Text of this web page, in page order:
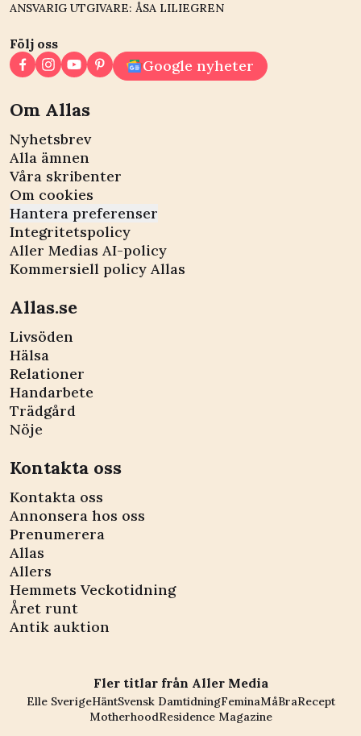
ANSVARIG UTGIVARE: ÅSA LILIEGREN
Följ oss
Google nyheter
Om Allas
Nyhetsbrev
Alla ämnen
Våra skribenter
Om cookies
Hantera preferenser
Integritetspolicy
Aller Medias AI-policy
Kommersiell policy Allas
Allas.se
Livsöden
Hälsa
Relationer
Handarbete
Trädgård
Nöje
Kontakta oss
Kontakta oss
Annonsera hos oss
Prenumerera
Allas
Allers
Hemmets Veckotidning
Året runt
Antik auktion
Fler titlar från Aller Media
Elle SverigeHäntSvensk DamtidningFeminaMåBraRecept
MotherhoodResidence Magazine